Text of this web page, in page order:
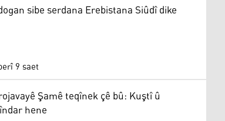
sibe serdana Erebistana Siûdî dike
9 saet
Şamê teqînek çê bû: Kuştî û
hene